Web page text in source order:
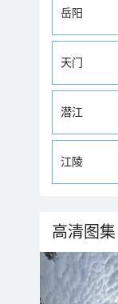
岳阳
天门
潜江
江陵
高清图集